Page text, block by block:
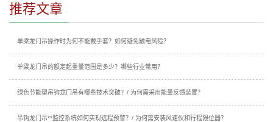
推荐文章
单梁龙门吊操作时为何不能戴手套？如何避免触电风险？
单梁龙门吊的额定起重量范围是多少？哪些行业常用？
绿色节能型吊钩龙门吊有哪些技术突破？/ 为何需采用能量反馈装置？
吊钩龙门吊**监控系统如何实现远程预警？/ 为何需安装风速仪和行程限位器？